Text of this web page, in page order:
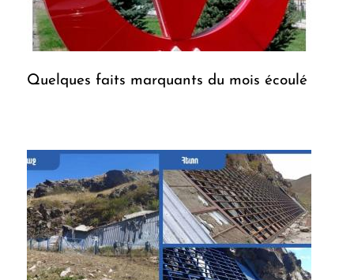
Quelques faits marquants du mois écoulé